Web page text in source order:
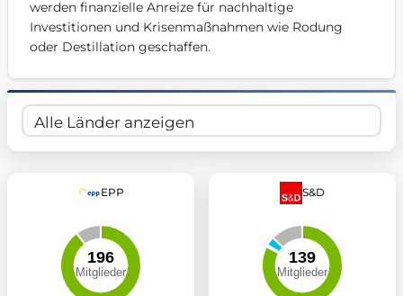
werden finanzielle Anreize für nachhaltige
Investitionen und Krisenmaßnahmen wie Rodung
oder Destillation geschaffen.
EPP S&D